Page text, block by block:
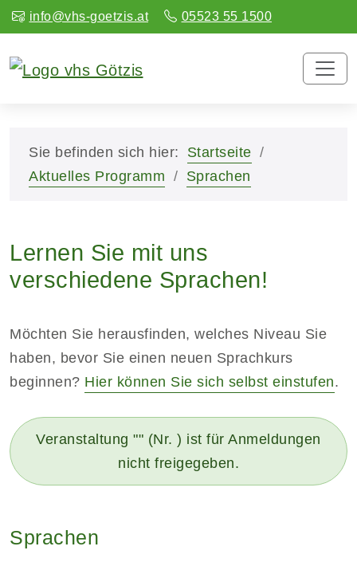
info@vhs-goetzis.at 05523 55 1500
Sie befinden sich hier:
Startseite
Aktuelles Programm
Sprachen
Lernen Sie mit uns
verschiedene Sprachen!
Möchten Sie herausfinden, welches Niveau Sie
haben, bevor Sie einen neuen Sprachkurs
beginnen? Hier können Sie sich selbst einstufen.
Veranstaltung "" (Nr. ) ist für Anmeldungen
nicht freigegeben.
Sprachen